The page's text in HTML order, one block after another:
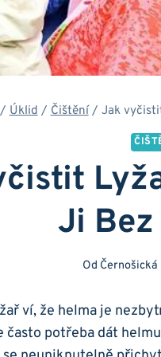
/ Úklid / Čištění / Jak
Ji
Od
ví, že helma‌ je
často potřeba dát